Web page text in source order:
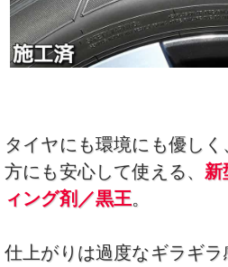
タイヤにも環境にも優し
方にも安心して使える、 新
ィング剤／黒王。
仕上がりは過度なギラギラ